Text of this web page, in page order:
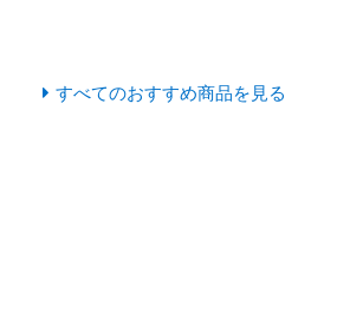
すべてのおすすめ商品を見る